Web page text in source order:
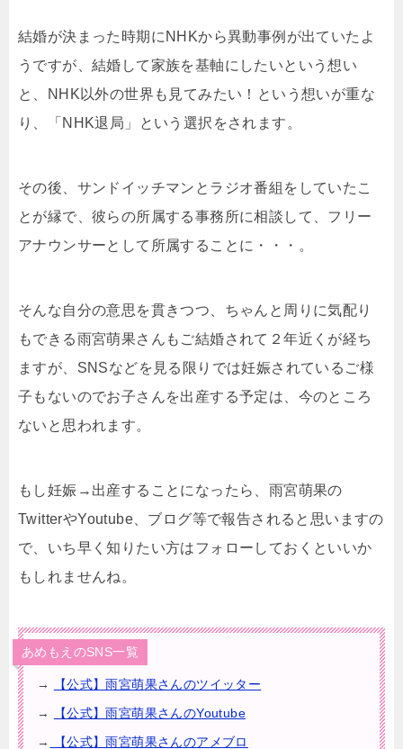
結婚が決まった時期にNHKから異動事例が出ていたよ
うですが、結婚して家族を基軸にしたいという想い
と、NHK以外の世界も見てみたい！という想いが重な
り、「NHK退局」という選択をされます。
その後、サンドイッチマンとラジオ番組をしていたこ
とが縁で、彼らの所属する事務所に相談して、フリー
アナウンサーとして所属することに・・・。
そんな自分の意思を貫きつつ、ちゃんと周りに気配り
もできる雨宮萌果さんもご結婚されて２年近くが経ち
ますが、SNSなどを見る限りでは妊娠されているご様
子もないのでお子さんを出産する予定は、今のところ
ないと思われます。
もし妊娠→出産することになったら、雨宮萌果の
TwitterやYoutube、ブログ等で報告されると思いますの
で、いち早く知りたい方はフォローしておくといいか
もしれませんね。
あめもえのSNS一覧
→
【公式】雨宮萌果さんのツイッター
→
【公式】雨宮萌果さんのYoutube
→
【公式】雨宮萌果さんのアメブロ